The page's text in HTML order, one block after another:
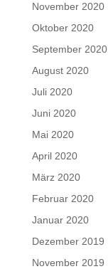
November 2020
Oktober 2020
September 2020
August 2020
Juli 2020
Juni 2020
Mai 2020
April 2020
März 2020
Februar 2020
Januar 2020
Dezember 2019
November 2019